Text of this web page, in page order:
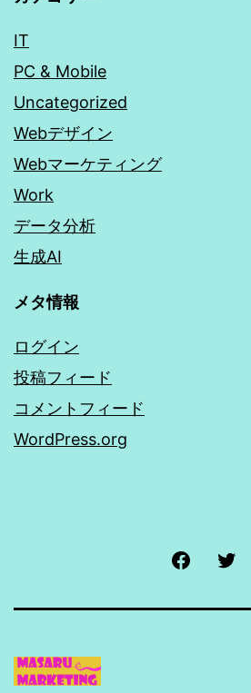
IT
PC & Mobile
Uncategorized
Webデザイン
Webマーケティング
Work
データ分析
生成AI
メタ情報
ログイン
投稿フィード
コメントフィード
WordPress.org
Facebook